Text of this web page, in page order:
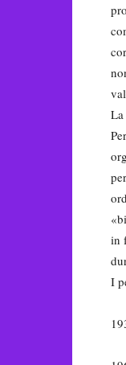
La
in
I